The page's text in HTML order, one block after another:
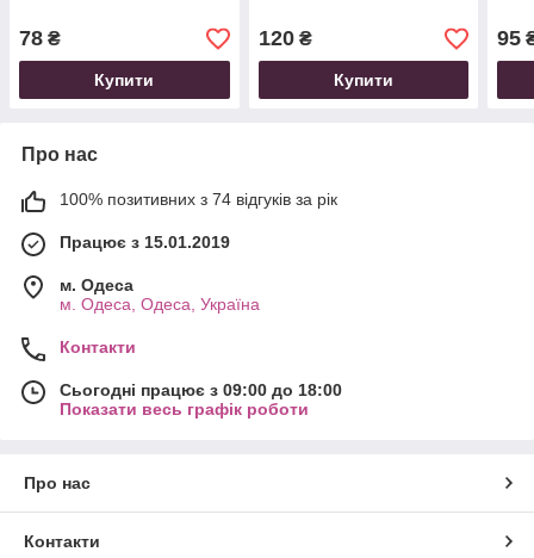
78 ₴
Купити
120₴
Купити
95
Про нас
100% позитивних з 74 відгуків за рік
Працює з 15.01.2019
м. Одеса
м. Одеса, Одеса, Україна
Контакти
Сьогодні працює з 09:00 до 18:00
Показати весь графік роботи
Про нас
Контакти